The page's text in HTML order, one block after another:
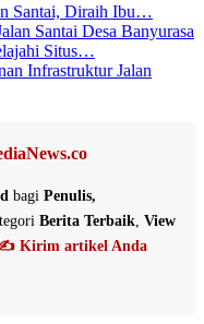
Santai, Diraih Ibu…
Santai Desa Banyurasa
Situs…
Infrastruktur Jalan
bagi Penulis,
Berita Terbaik View
Kirim artikel Anda